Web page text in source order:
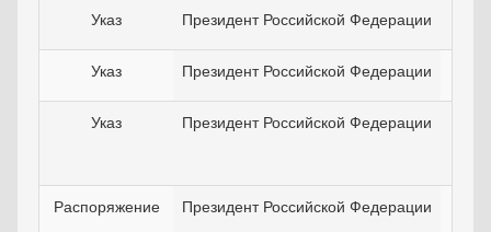
Указ Президент Российской Федерации
Указ Президент Российской Федерации
Указ Президент Российской Федерации
Распоряжение Президент Российской Федерации